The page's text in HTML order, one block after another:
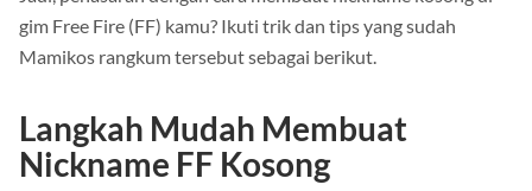
gim Free Fire (FF) kamu? Ikuti trik dan tips yang sudah
Mamikos rangkum tersebut sebagai berikut.
Langkah Mudah Membuat
Nickname FF Kosong